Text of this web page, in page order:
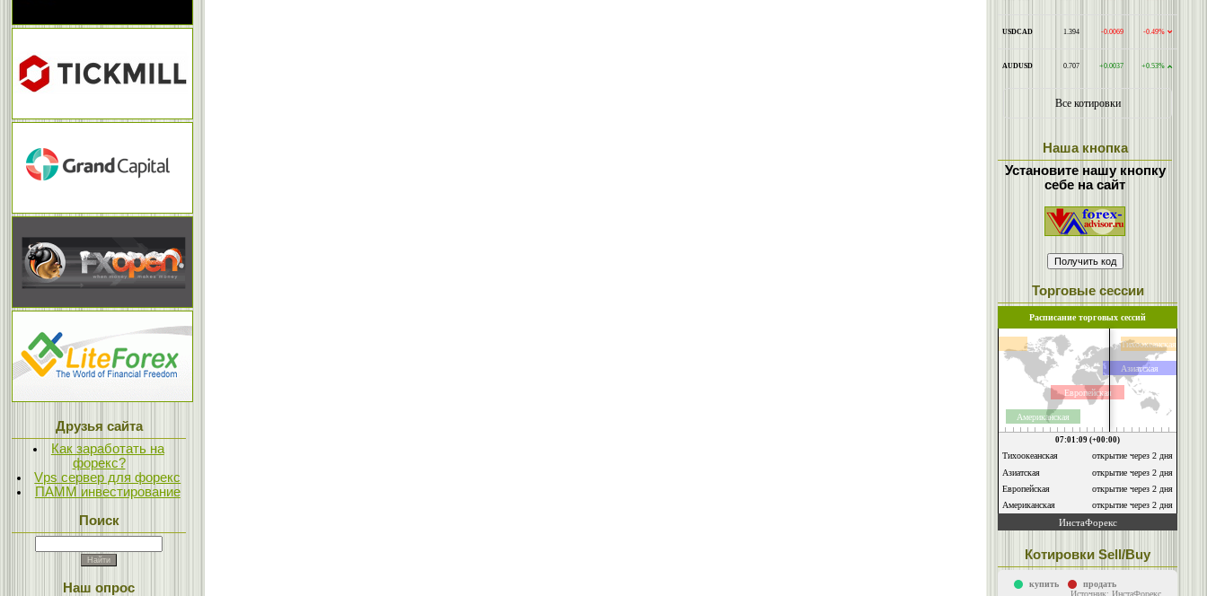
Друзья сайта
Как заработать на
форекс?
Vps сервер для форекс
ПАММ инвестирование
Поиск
Наш опрос
Наша кнопка
Установите нашу кнопку
себе на сайт
Торговые сессии
Котировки Sell/Buy